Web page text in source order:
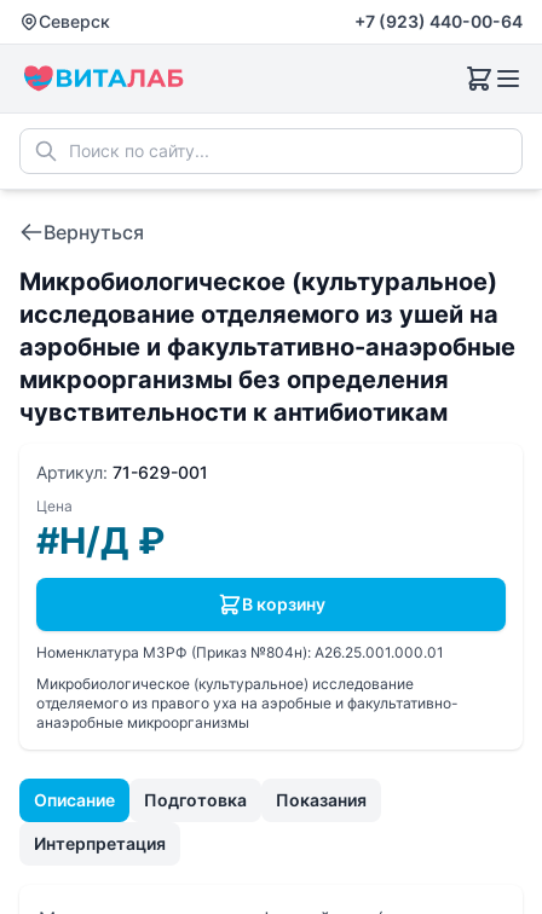
Северск +7 (923) 440-00-64
Вернуться
Микробиологическое (культуральное)
исследование отделяемого из ушей на
аэробные и факультативно-анаэробные
микроорганизмы без определения
чувствительности к антибиотикам
Описание Подготовка Показания
Интерпретация
Артикул: 71-629-001
Цена
#Н/Д ₽
В корзину
Номенклатура МЗРФ (Приказ №804н): A26.25.001.000.01
Микробиологическое (культуральное) исследование
отделяемого из правого уха на аэробные и факультативно-
анаэробные микроорганизмы